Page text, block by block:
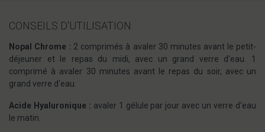
CONSEILS D'UTILISATION
Nopal Chrome : 2 comprimés à avaler 30 minutes avant le petit-
déjeuner et le repas du midi, avec un grand verre d'eau. 1
comprimé à avaler 30 minutes avant le repas du soir, avec un
grand verre d'eau.
Acide Hyaluronique : avaler 1 gélule par jour avec un verre d'eau
le matin.